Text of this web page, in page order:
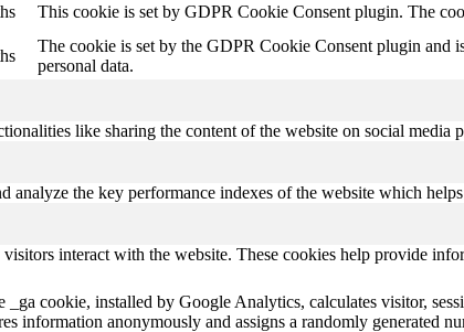
This cookie is set by GDPR Cookie Consent plugin. The
The cookie is set by the GDPR Cookie Consent plugin and
personal data.
like sharing the content of the website on social media
analyze the key performance indexes of the website which
interact with the website. These cookies help provide
_ga cookie, installed by Google Analytics, calculates visitor,
information anonymously and assigns a randomly generated